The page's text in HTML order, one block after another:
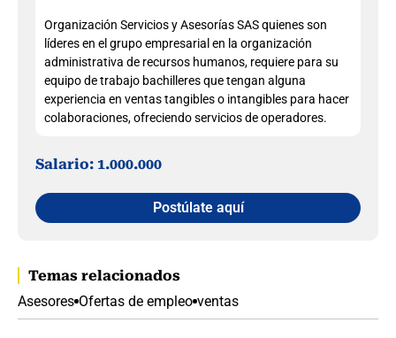
Organización Servicios y Asesorías SAS quienes son
líderes en el grupo empresarial en la organización
administrativa de recursos humanos, requiere para su
equipo de trabajo bachilleres que tengan alguna
experiencia en ventas tangibles o intangibles para hacer
colaboraciones, ofreciendo servicios de operadores.
Salario: 1.000.000
Postúlate aquí
Temas relacionados
Asesores Ofertas de empleo ventas